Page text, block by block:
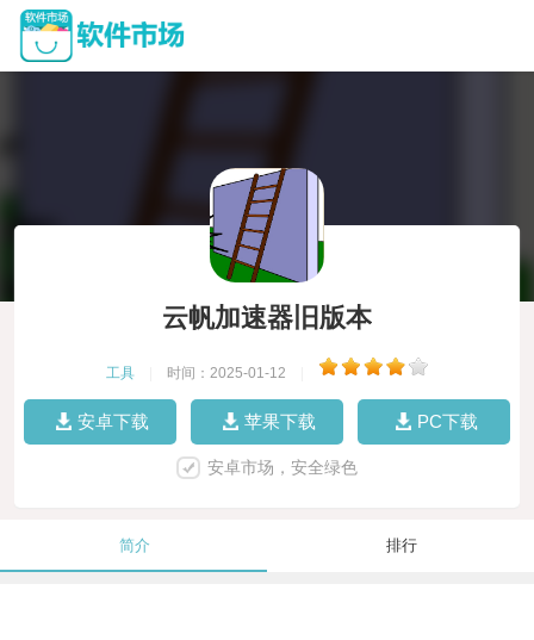
云帆加速器旧版本
工具 时间：2025-01-12
安卓下载 苹果下载 PC下载
安卓市场，安全绿色
简介 排行